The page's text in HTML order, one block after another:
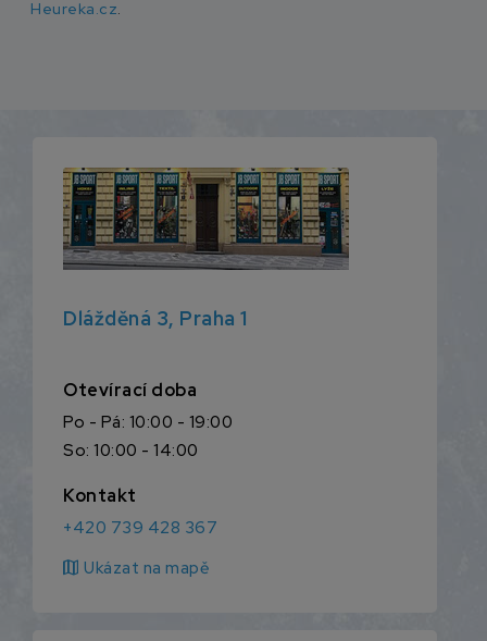
Heureka.cz.
Dlážděná 3, Praha 1
Otevírací doba
Po - Pá: 10:00 - 19:00
So: 10:00 - 14:00
Kontakt
+420 739 428 367
map Ukázat na mapě